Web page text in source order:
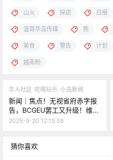
山火 探店 日报
温哥华岛传媒 熊
美食 警告 计划
越南粉
华人社区 吃喝玩乐 小岛新闻
新闻｜焦点！无视省府赤字报
告，BCGEU罢工又升级！维多
利亚两家餐厅入围加拿大最佳
2025-9-20 12:15:38
猜你喜欢